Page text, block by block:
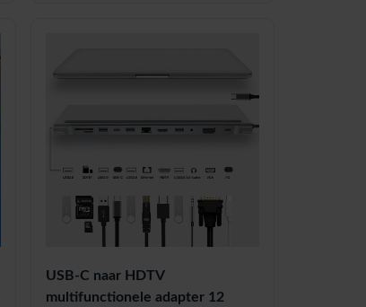
USB-C naar HDTV
multifunctionele adapter 12